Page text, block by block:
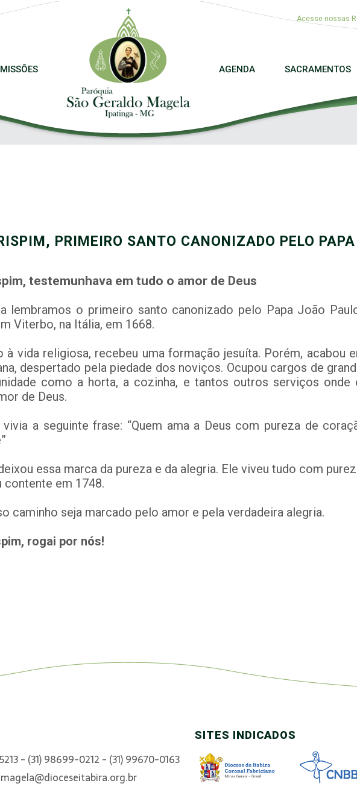
Acesse nossas
AGENDA SACRAMENTOS
PRIMEIRO SANTO CANONIZADO PELO PAPA
testemunhava em tudo o amor de Deus
lembramos o primeiro santo canonizado pelo Papa João
Viterbo, na Itália, em 1668.
à vida religiosa, recebeu uma formação jesuíta. Porém, acabou
despertado pela piedade dos noviços. Ocupou cargos de
como a horta, a cozinha, e tantos outros serviços onde
de Deus.
vivia a seguinte frase: “Quem ama a Deus com pureza de
essa marca da pureza e da alegria. Ele viveu tudo com
contente em 1748.
caminho seja marcado pelo amor e pela verdadeira alegria.
rogai por nós!
- (31) 98699-0212 - (31) 99670-0163
SITES INDICADOS